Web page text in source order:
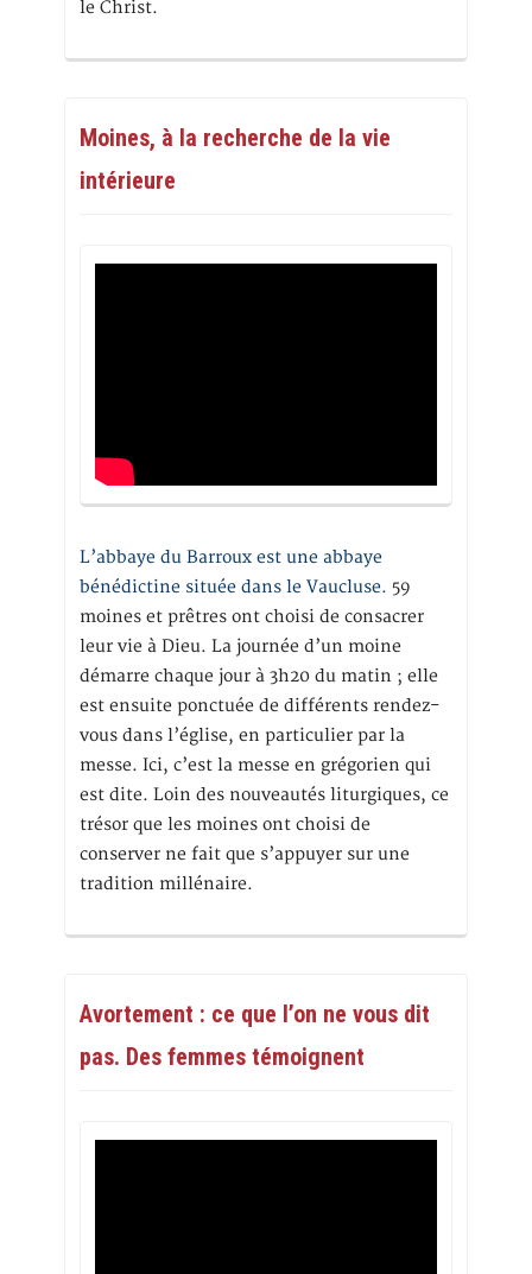
le Christ.
Moines, à la recherche de la vie
intérieure
L’abbaye du Barroux est une abbaye
bénédictine située dans le Vaucluse. 59
moines et prêtres ont choisi de consacrer
leur vie à Dieu. La journée d’un moine
démarre chaque jour à 3h20 du matin ; elle
est ensuite ponctuée de différents rendez-
vous dans l’église, en particulier par la
messe. Ici, c’est la messe en grégorien qui
est dite. Loin des nouveautés liturgiques, ce
trésor que les moines ont choisi de
conserver ne fait que s’appuyer sur une
tradition millénaire.
Avortement : ce que l’on ne vous dit
pas. Des femmes témoignent